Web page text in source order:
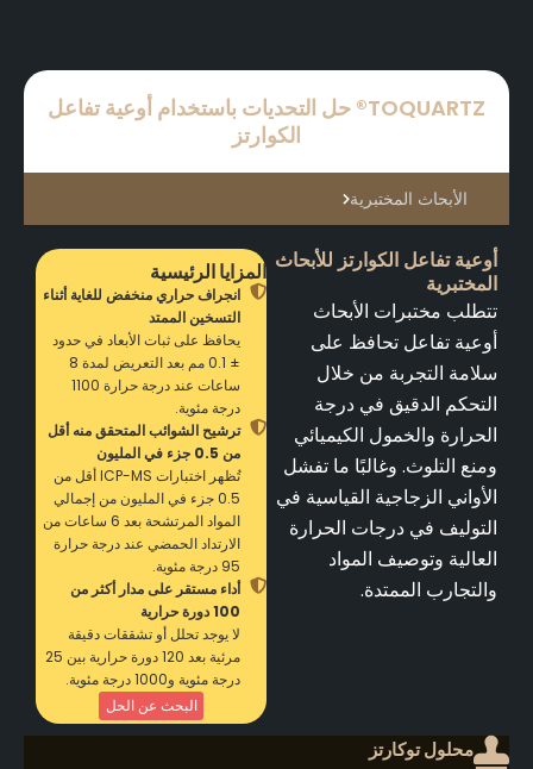
TOQUARTZ® حل التحديات باستخدام أوعية تفاعل
الكوارتز
الأبحاث المختبرية
أوعية تفاعل الكوارتز للأبحاث
المختبرية
تتطلب مختبرات الأبحاث
أوعية تفاعل تحافظ على
سلامة التجربة من خلال
التحكم الدقيق في درجة
الحرارة والخمول الكيميائي
ومنع التلوث. وغالبًا ما تفشل
الأواني الزجاجية القياسية في
التوليف في درجات الحرارة
العالية وتوصيف المواد
والتجارب الممتدة.
المزايا الرئيسية
انجراف حراري منخفض للغاية أثناء
التسخين الممتد
يحافظ على ثبات الأبعاد في حدود
± 0.1 مم بعد التعريض لمدة 8
ساعات عند درجة حرارة 1100
درجة مئوية.
ترشيح الشوائب المتحقق منه أقل
من 0.5 جزء في المليون
تُظهر اختبارات ICP-MS أقل من
0.5 جزء في المليون من إجمالي
المواد المرتشحة بعد 6 ساعات من
الارتداد الحمضي عند درجة حرارة
95 درجة مئوية.
أداء مستقر على مدار أكثر من
100 دورة حرارية
لا يوجد تحلل أو تشققات دقيقة
مرئية بعد 120 دورة حرارية بين 25
درجة مئوية و1000 درجة مئوية.
البحث عن الحل
محلول توكارتز